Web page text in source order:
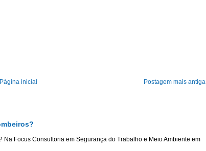
Postagem mais antiga
Página inicial
Focus Consultoria em Segurança do Trabalho e Meio Ambiente em